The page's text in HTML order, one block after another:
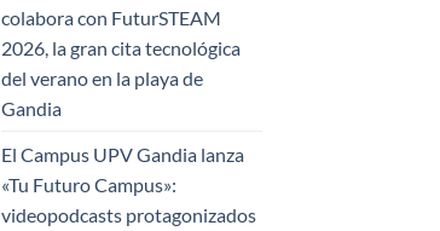
colabora con FuturSTEAM
2026, la gran cita tecnológica
del verano en la playa de
Gandia
El Campus UPV Gandia lanza
«Tu Futuro Campus»:
videopodcasts protagonizados